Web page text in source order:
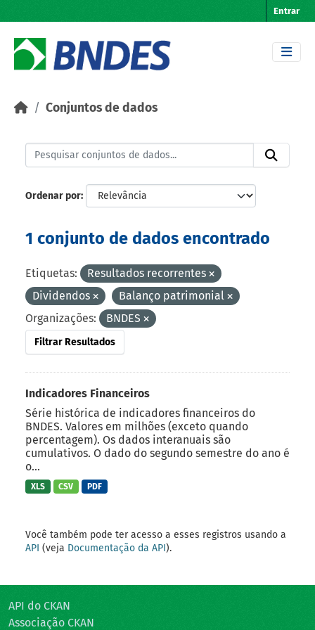
Entrar
Conjuntos de dados
Ordenar por
1 conjunto de dados encontrado
Etiquetas:
Resultados recorrentes
Dividendos
Balanço patrimonial
Organizações:
BNDES
Filtrar Resultados
Indicadores Financeiros
Série histórica de indicadores financeiros do
BNDES. Valores em milhões (exceto quando
percentagem). Os dados interanuais são
cumulativos. O dado do segundo semestre do ano é
o...
XLS CSV PDF
Você também pode ter acesso a esses registros usando a
API (veja Documentação da API).
API do CKAN
Associação CKAN